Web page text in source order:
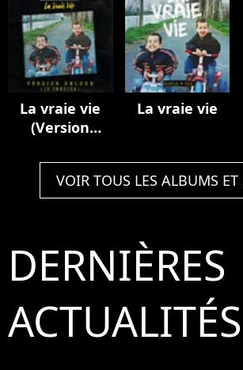
La vraie vie
(Version
inédits)
La vraie vie
VOIR TOUS LES ALBUMS ET
DERNIÈRES
ACTUALITÉS